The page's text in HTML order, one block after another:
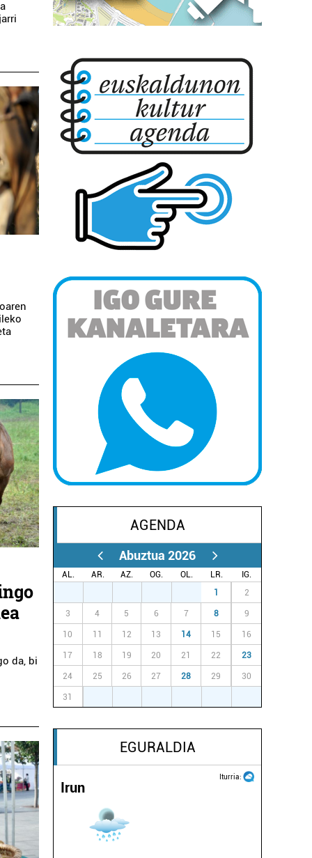
da, bi
AGENDA
Abuztua 2026
AL. AR. AZ. OG. OL. LR.
IG.
1 2
3 4 5 6 7 8 9
10 11 12 13 14 15 16
17 18 19 20 21 22 23
24 25 26 27 28 29 30
31
EGURALDIA
Iturria:
Irun